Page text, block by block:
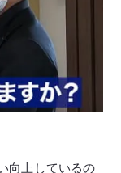
向上しているの